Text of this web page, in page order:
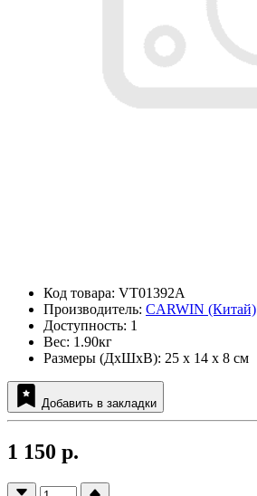
Код товара: VT01392A
Производитель: CARWIN (Китай)
Доступность: 1
Вес: 1.90кг
Размеры (ДxШxВ): 25 x 14 x 8 см
Добавить в закладки
1 150 р.